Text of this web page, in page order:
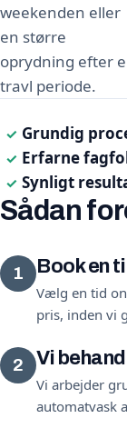
weekenden eller
en større
oprydning efter
travl periode.
✓ Grundig
✓ Erfarne
✓ Synligt
Sådan
1 Book en
Vælg en tid
pris, inden vi
2 Vi
Vi arbejder
automatvask